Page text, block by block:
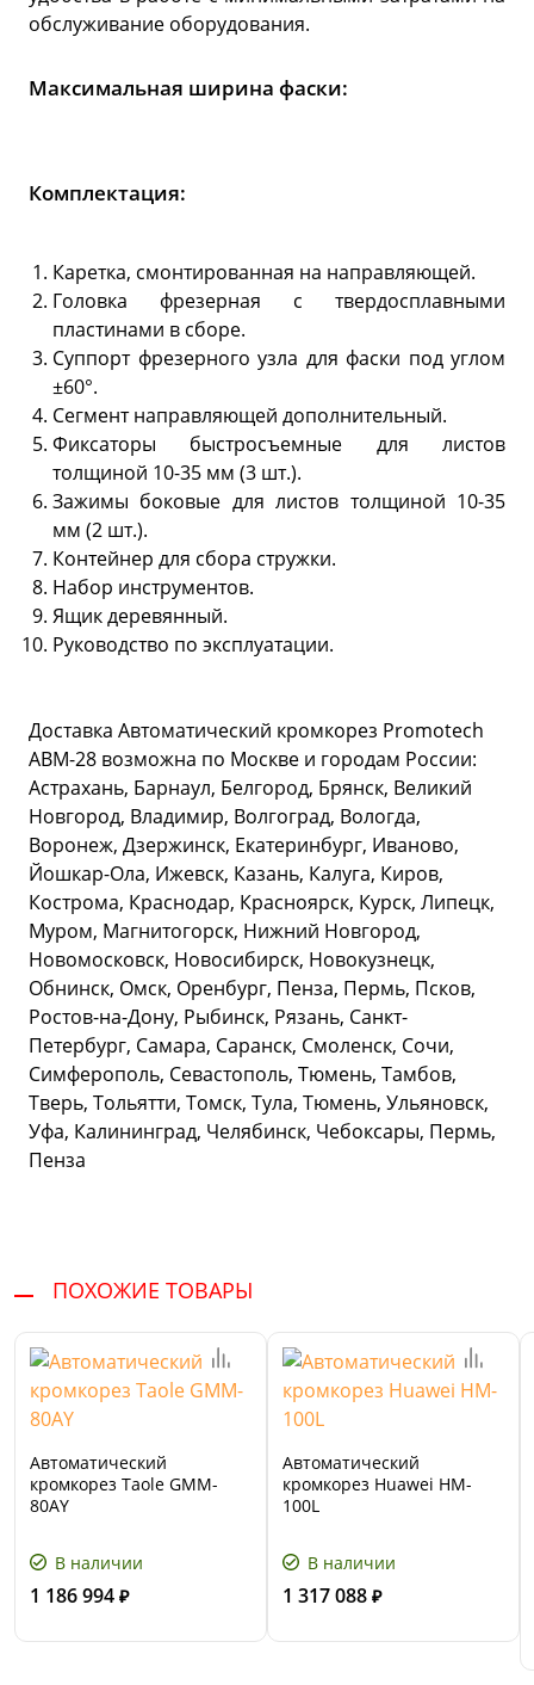
обслуживание оборудования.
Максимальная ширина фаски:
Комплектация:
Каретка, смонтированная на направляющей.
Головка фрезерная с твердосплавными
пластинами в сборе.
Суппорт фрезерного узла для фаски под углом
±60°.
Сегмент направляющей дополнительный.
Фиксаторы быстросъемные для листов
толщиной 10-35 мм (3 шт.).
Зажимы боковые для листов толщиной 10-35
мм (2 шт.).
Контейнер для сбора стружки.
Набор инструментов.
Ящик деревянный.
Руководство по эксплуатации.
Доставка Автоматический кромкорез Promotech
АВМ-28 возможна по Москве и городам России:
Астрахань, Барнаул, Белгород, Брянск, Великий
Новгород, Владимир, Волгоград, Вологда,
Воронеж, Дзержинск, Екатеринбург, Иваново,
Йошкар-Ола, Ижевск, Казань, Калуга, Киров,
Кострома, Краснодар, Красноярск, Курск, Липецк,
Муром, Магнитогорск, Нижний Новгород,
Новомосковск, Новосибирск, Новокузнецк,
Обнинск, Омск, Оренбург, Пенза, Пермь, Псков,
Ростов-на-Дону, Рыбинск, Рязань, Санкт-
Петербург, Самара, Саранск, Смоленск, Сочи,
Симферополь, Севастополь, Тюмень, Тамбов,
Тверь, Тольятти, Томск, Тула, Тюмень, Ульяновск,
Уфа, Калининград, Челябинск, Чебоксары, Пермь,
Пенза
ПОХОЖИЕ ТОВАРЫ
Автоматический
кромкорез Taole GMM-
80AY
В наличии
1 186 994 ₽
Автоматический
кромкорез Huawei HM-
100L
В наличии
1 317 088 ₽